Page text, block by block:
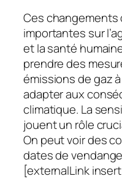
Ces
importantes sur
et la santé
prendre des
émissions de gaz
adapter aux
climatique. La
jouent un rôle
On peut voir des
dates de
[externalLink